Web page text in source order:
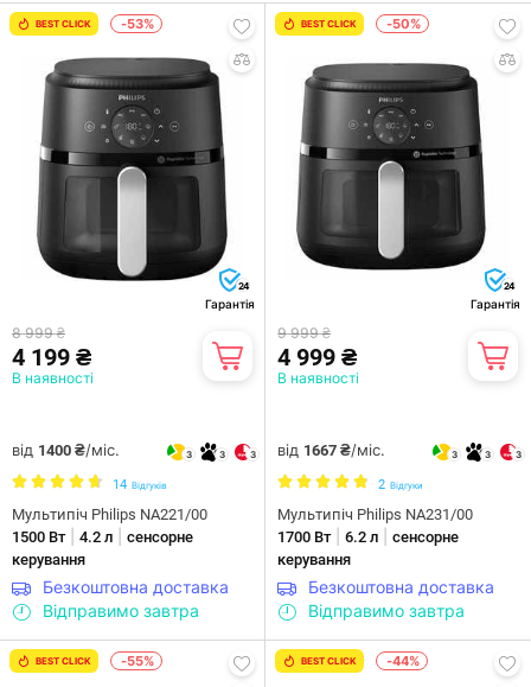
BEST CLICK -53%
24
Гарантія
8 999 ₴
4 199 ₴
В наявності
від 1400 ₴/міс. 3 3 3
14 Відгуків
Мультипіч Philips NA221/00
1500 Вт| 4.2 л
сенсорне
керування
Безкоштовна доставка
Відправимо завтра
BEST CLICK -50%
24
Гарантія
9 999 ₴
4 999 ₴
В наявності
від 1667 ₴/міс. 3 3 3
2 Відгуки
Мультипіч Philips NA231/00
1700 Вт| 6.2 л
сенсорне
керування
Безкоштовна доставка
Відправимо завтра
BEST CLICK -55% BEST CLICK -44%